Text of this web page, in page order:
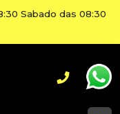
Sabado das 08:30